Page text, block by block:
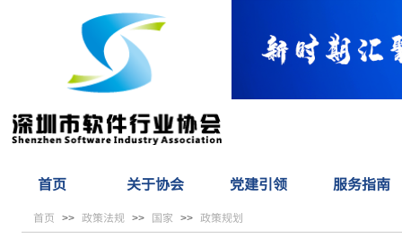
首页 关于协会 党建引领 服务指南
首页 >> 政策法规 >> 国家 >> 政策规划